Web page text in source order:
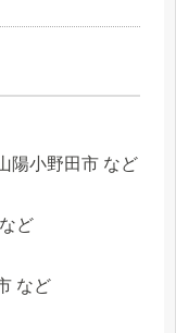
陽小野田市 など
ど
など